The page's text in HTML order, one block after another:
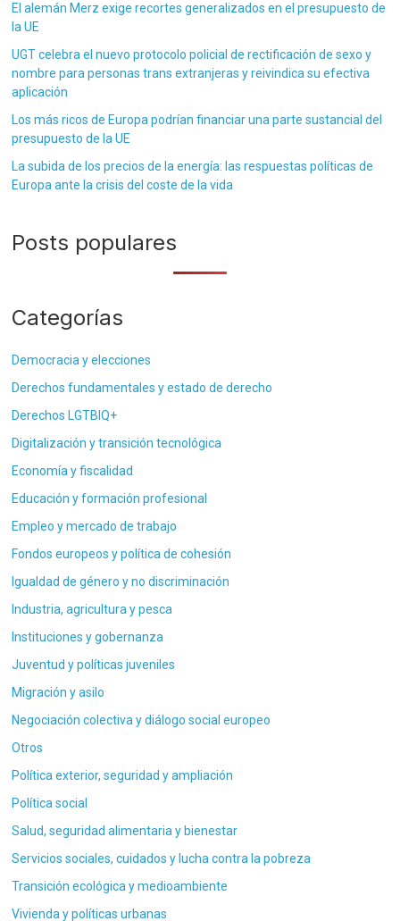
El alemán Merz exige recortes generalizados en el presupuesto de
la UE
UGT celebra el nuevo protocolo policial de rectificación de sexo y
nombre para personas trans extranjeras y reivindica su efectiva
aplicación
Los más ricos de Europa podrían financiar una parte sustancial del
presupuesto de la UE
La subida de los precios de la energía: las respuestas políticas de
Europa ante la crisis del coste de la vida
Posts populares
Categorías
Democracia y elecciones
Derechos fundamentales y estado de derecho
Derechos LGTBIQ+
Digitalización y transición tecnológica
Economía y fiscalidad
Educación y formación profesional
Empleo y mercado de trabajo
Fondos europeos y política de cohesión
Igualdad de género y no discriminación
Industria, agricultura y pesca
Instituciones y gobernanza
Juventud y políticas juveniles
Migración y asilo
Negociación colectiva y diálogo social europeo
Otros
Política exterior, seguridad y ampliación
Política social
Salud, seguridad alimentaria y bienestar
Servicios sociales, cuidados y lucha contra la pobreza
Transición ecológica y medioambiente
Vivienda y políticas urbanas